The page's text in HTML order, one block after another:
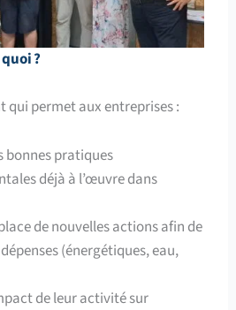
?
qui permet aux entreprises :
bonnes pratiques
déjà à l’œuvre dans
de nouvelles actions afin de
(énergétiques, eau,
de leur activité sur